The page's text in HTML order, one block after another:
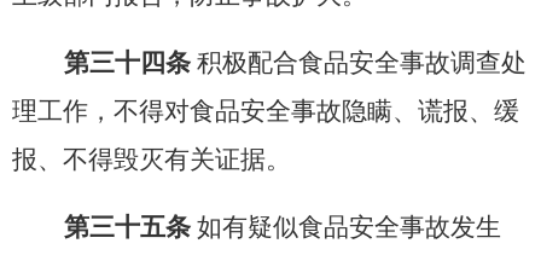
第三十四条 积极配合食品安全事故调查处
理工作，不得对食品安全事故隐瞒、谎报、缓
报、不得毁灭有关证据。
第三十五条 如有疑似食品安全事故发生